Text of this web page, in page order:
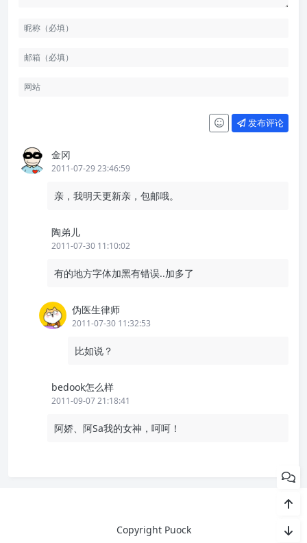
发布评论
金冈
2011-07-29 23:46:59
亲，我明天更新亲，包邮哦。
陶弟儿
2011-07-30 11:10:02
有的地方字体加黑有错误..加多了
伪医生律师
2011-07-30 11:32:53
比如说？
bedook怎么样
2011-09-07 21:18:41
阿娇、阿Sa我的女神，呵呵！
Copyright Puock